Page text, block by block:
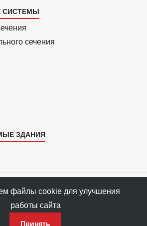
СИСТЕМЫ
сечения
ЗДАНИЯ
1993—2025 АРС-Пром, ПФ «АРС-Пром»
файлы cookie для улучшения
работы сайта
Принять